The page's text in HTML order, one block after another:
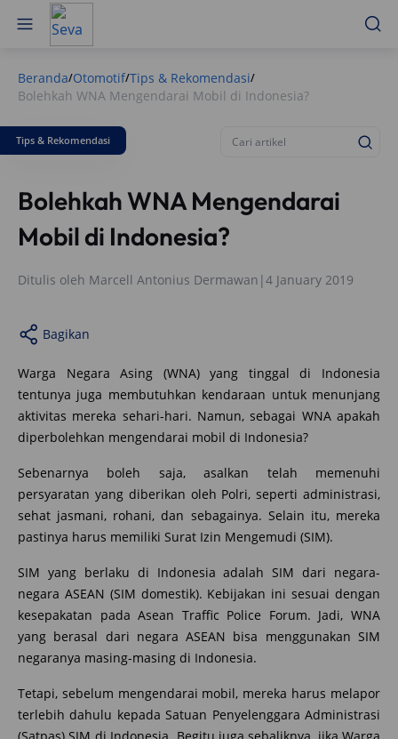
Beranda/Otomotif/Tips & Rekomendasi/
Bolehkah WNA Mengendarai Mobil di Indonesia?
Tips & Rekomendasi
Bolehkah WNA Mengendarai
Mobil di Indonesia?
Ditulis oleh Marcell Antonius Dermawan |4 January 2019
Bagikan
Warga Negara Asing (WNA) yang tinggal di Indonesia
tentunya juga membutuhkan kendaraan untuk menunjang
aktivitas mereka sehari-hari. Namun, sebagai WNA apakah
diperbolehkan mengendarai mobil di Indonesia?
Sebenarnya boleh saja, asalkan telah memenuhi
persyaratan yang diberikan oleh Polri, seperti administrasi,
sehat jasmani, rohani, dan sebagainya. Selain itu, mereka
pastinya harus memiliki Surat Izin Mengemudi (SIM).
SIM yang berlaku di Indonesia adalah SIM dari negara-
negara ASEAN (SIM domestik). Kebijakan ini sesuai dengan
kesepakatan pada Asean Traffic Police Forum. Jadi, WNA
yang berasal dari negara ASEAN bisa menggunakan SIM
negaranya masing-masing di Indonesia.
Tetapi, sebelum mengendarai mobil, mereka harus melapor
terlebih dahulu kepada Satuan Penyelenggara Administrasi